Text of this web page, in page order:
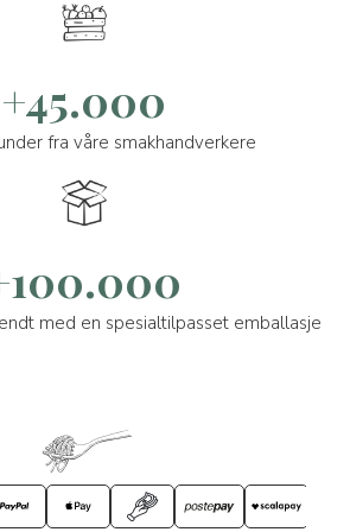
+45.000
fra våre smakhandverkere
med en spesialtilpasset emballasje